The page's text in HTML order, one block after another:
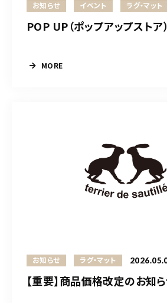
お知らせ イベント ラグ・マット
POP UP（ポップアップストア
MORE
お知らせ ラグ・マット
【重要】商品価格改定のお知